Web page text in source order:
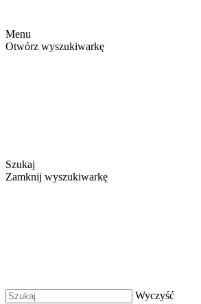
Menu
Otwórz wyszukiwarkę
Szukaj
Zamknij wyszukiwarkę
Wyczyść